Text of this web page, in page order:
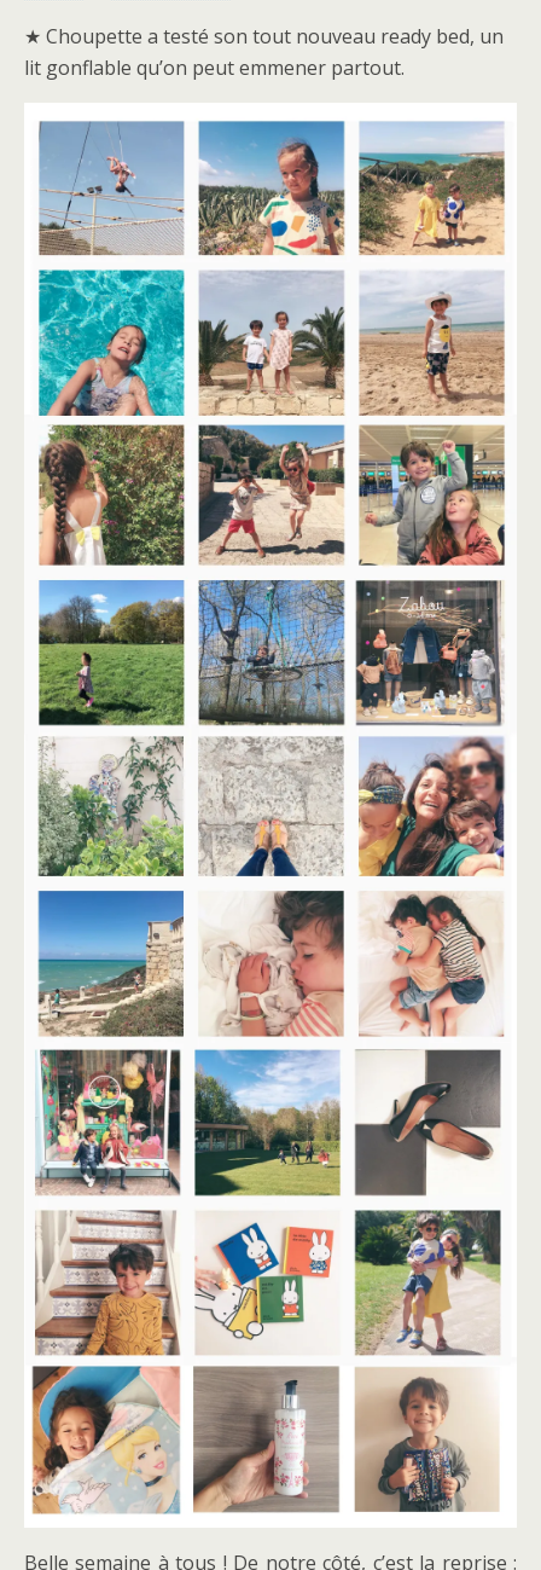
★ Choupette a testé son tout nouveau ready bed, un
lit gonflable qu’on peut emmener partout.
Belle semaine à tous ! De notre côté, c’est la reprise :